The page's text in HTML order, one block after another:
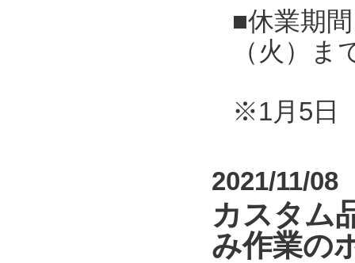
■休業期
（火）ま
※1月5日
2021/11/08
カスタム
み作業の